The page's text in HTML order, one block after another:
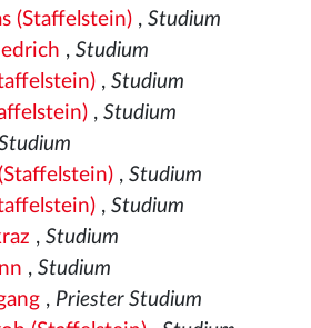
(Staffelstein), Studium
, Studium
, Studium
, Studium
, Studium
, Studium
, Studium
, Studium
, Priester Studium